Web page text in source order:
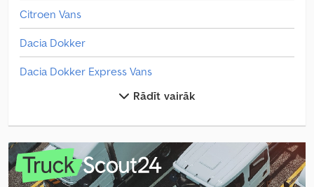
Citroen Vans
Dacia Dokker
Dacia Dokker Express Vans
Dacia Kaste Furgons
Dodge Vans
Rādīt vairāk